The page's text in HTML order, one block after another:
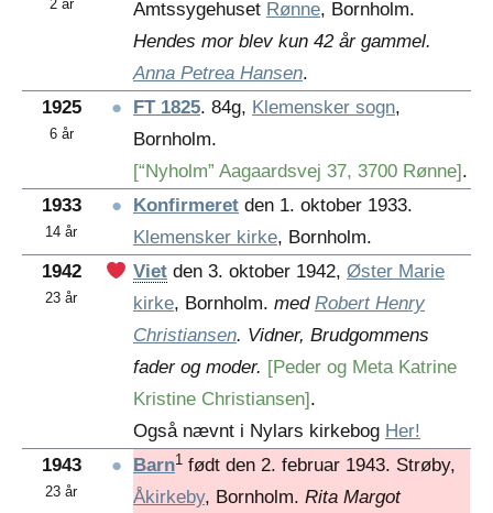
2 år
Amtssygehuset Rønne, Bornholm.
Hendes mor blev kun 42 år gammel.
Anna Petrea Hansen.
1925
6 år
● FT 1825. 84g, Klemensker sogn,
Bornholm.
[“Nyholm” Aagaardsvej 37, 3700 Rønne].
1933
14 år
● Konfirmeret den 1. oktober 1933.
Klemensker kirke, Bornholm.
1942
23 år
Viet den 3. oktober 1942, Øster Marie
kirke, Bornholm. med Robert Henry
Christiansen. Vidner, Brudgommens
fader og moder. [Peder og Meta Katrine
Kristine Christiansen].
Også nævnt i Nylars kirkebog Her!
1943
23 år
● Barn1 født den 2. februar 1943. Strøby,
Åkirkeby, Bornholm. Rita Margot